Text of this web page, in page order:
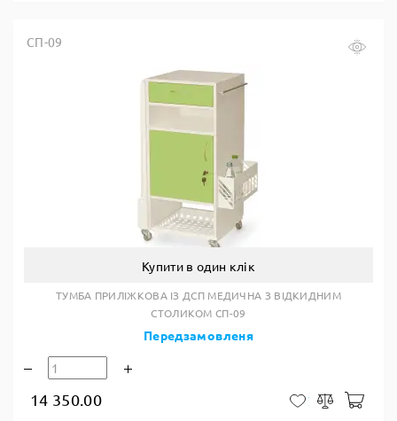
СП-09
Купити в один клік
ТУМБА ПРИЛІЖКОВА ІЗ ДСП МЕДИЧНА З ВІДКИДНИМ
СТОЛИКОМ СП-09
Передзамовленя
14 350.00 У закладкиПорівняти